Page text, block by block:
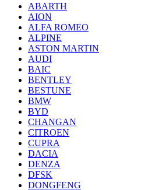
ABARTH
AION
ALFA ROMEO
ALPINE
ASTON MARTIN
AUDI
BAIC
BENTLEY
BESTUNE
BMW
BYD
CHANGAN
CITROEN
CUPRA
DACIA
DENZA
DFSK
DONGFENG